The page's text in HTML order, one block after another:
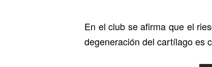
En el club se afirma que el
degeneración del cartílago es